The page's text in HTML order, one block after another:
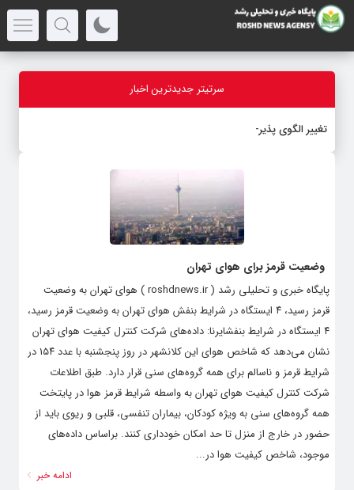
سرتیتر جدیدترین اخبار
تغییر الگوی پذیرش در آز
وضعیت قرمز برای هوای تهران
پایگاه خبری و تحلیلی رشد ( roshdnews.ir ) هوای تهران به وضعیت
قرمز رسید، ۴ ایستگاه در شرایط بنفش هوای تهران به وضعیت قرمز رسید،
۴ ایستگاه در شرایط بنفشایرنا: داده‌های شرکت کنترل کیفیت هوای تهران
نشان می‌دهد که شاخص هوای این کلانشهر در روز پنجشنبه با عدد ۱۵۴ در
شرایط قرمز و ناسالم برای همه گروه‌های سنی قرار دارد. طبق اطلاعات
شرکت کنترل کیفیت هوای تهران به واسطه شرایط قرمز هوا در پایتخت
همه گروه‌های سنی به ویژه کودکان، بیماران تنفسی، قلبی و ریوی باید از
حضور در خارج از منزل تا حد امکان خودداری کنند. براساس داده‌های
موجود، شاخص کیفیت هوا در...
ادامه خبر